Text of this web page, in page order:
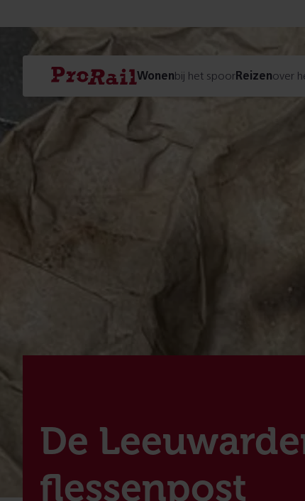
Navigatie
Homepage
ProRail
Wonenbij het spoorReizenover
:
De
flessenpost